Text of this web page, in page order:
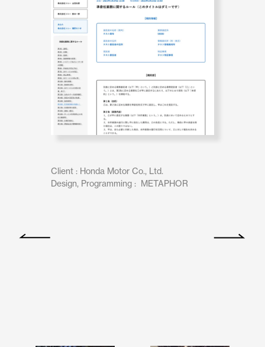
Client : Honda Motor Co., Ltd.
Design, Programming :  METAPHOR